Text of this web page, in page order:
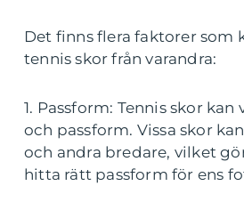
Det finns flera faktorer som
tennis skor från varandra:
1. Passform: Tennis skor
och passform. Vissa skor
och andra bredare, vilket
hitta rätt passform för ens